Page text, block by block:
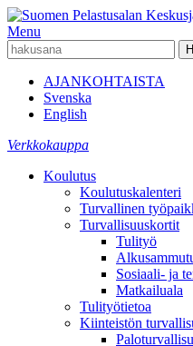
Menu
AJANKOHTAISTA
Svenska
English
Verkkokauppa
Koulutus
Koulutuskalenteri
Turvallinen
Turvallisuuskortit
Tulityö
Sosiaali- ja
Matkailuala
Tulityötietoa
Kiinteistön